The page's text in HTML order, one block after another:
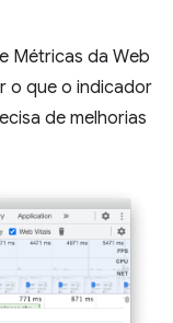
Métricas da Web
o que o indicador
de melhorias